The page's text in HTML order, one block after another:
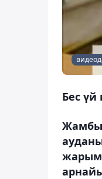
Бес үй